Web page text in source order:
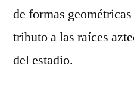
de formas
tributo a las raíces
del estadio.